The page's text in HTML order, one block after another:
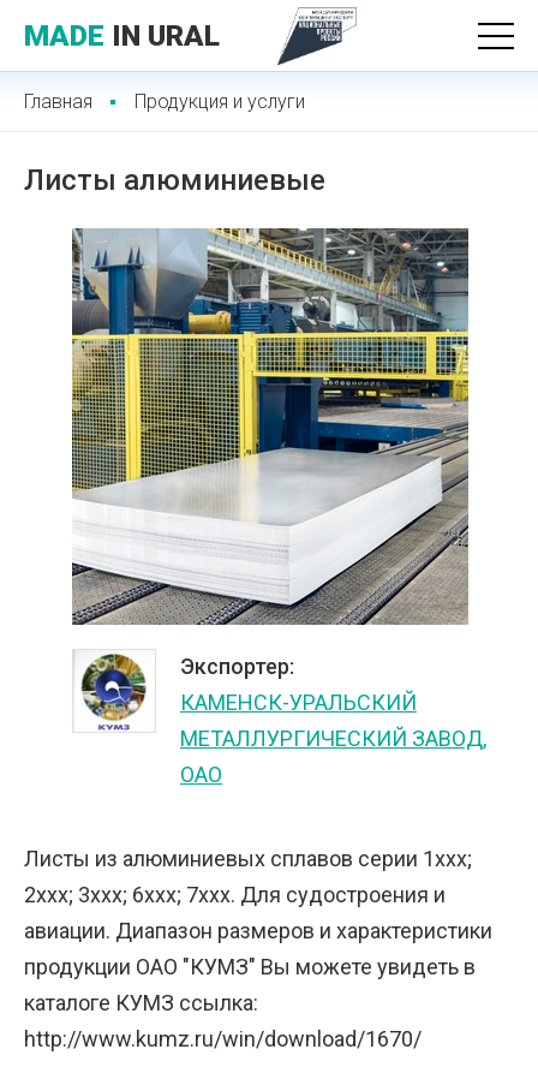
MADE IN URAL
Главная Продукция и услуги
Листы алюминиевые
Экспортер:
КАМЕНСК-УРАЛЬСКИЙ
МЕТАЛЛУРГИЧЕСКИЙ ЗАВОД,
ОАО
Листы из алюминиевых сплавов серии 1ххх;
2ххх; 3ххх; 6ххх; 7ххх. Для судостроения и
авиации. Диапазон размеров и характеристики
продукции ОАО "КУМЗ" Вы можете увидеть в
каталоге КУМЗ ссылка:
http://www.kumz.ru/win/download/1670/